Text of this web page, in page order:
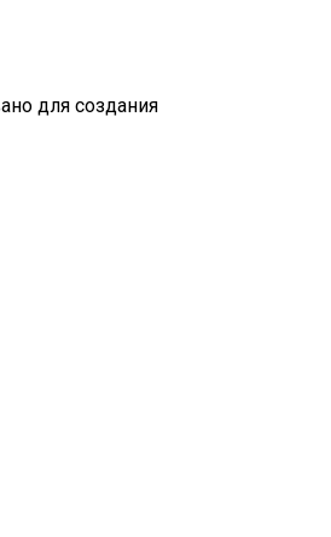
для создания